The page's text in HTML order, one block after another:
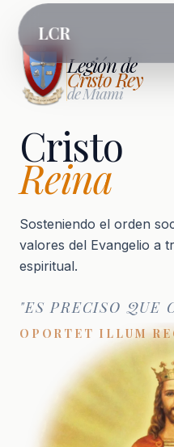
LCR
Legión de
Cristo Rey
de Miami
Cristo
Reina
Sosteniendo el orden
valores del Evangelio a
espiritual.
"ES PRECISO QUE
OPORTET ILLUM